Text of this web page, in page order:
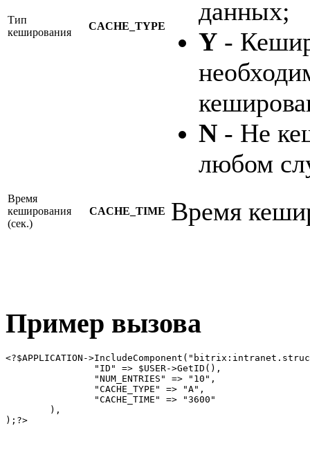
Тип
кеширования
CACHE_TYPE
данных;
Y -
N - Не
любом
Время
кеширования
(сек.)
CACHE_TIME Время
Пример вызова
<?$APPLICATION-